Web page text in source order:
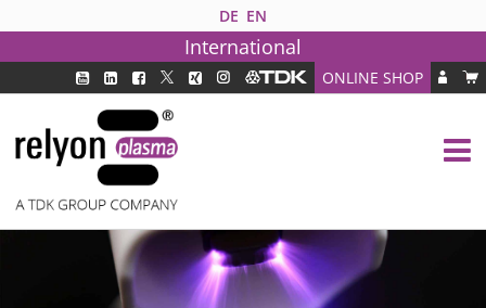
DE EN
International
ONLINE SHOP
PLASMATECHNOLOGIE
DBD TECHNOLOGIE
PAA TECHNOLOGIE®
PDD TECHNOLOGIE®
BRANCHEN